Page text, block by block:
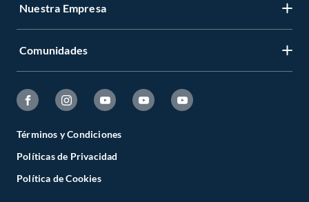
Nuestra Empresa
Comunidades
Términos y Condiciones
Políticas de Privacidad
Política de Cookies